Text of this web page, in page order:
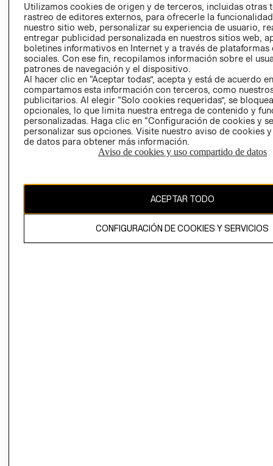
AVISO DE
PRIVACIDAD
GIFT CARD
AVISO DE
El contenido de esta página web está protegido por copyright y es
Utilizamos cookies de origen y de terceros, incluidas otras
rastreo de editores externos, para ofrecerle la
nuestro sitio web, personalizar su experiencia de usuario,
entregar publicidad personalizada en nuestros sitios web,
boletines informativos en Internet y a través de plataformas
sociales. Con ese fin, recopilamos información sobre el
patrones de navegación y el dispositivo.
Al hacer clic en “Aceptar todas”, acepta y está de acuerdo
compartamos esta información con terceros, como
publicitarios. Al elegir “Solo cookies requeridas”, se
opcionales, lo que limita nuestra entrega de contenido y
personalizadas. Haga clic en “Configuración de cookies y
personalizar sus opciones. Visite nuestro aviso de cookies
de datos para obtener más información.
Aviso de cookies y uso compartido de datos
ACEPTAR TODO
CONFIGURACIÓN DE COOKIES Y SERVICIOS